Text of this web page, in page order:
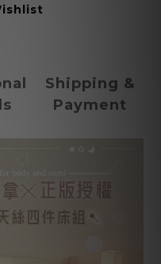
Shipping &
Payment